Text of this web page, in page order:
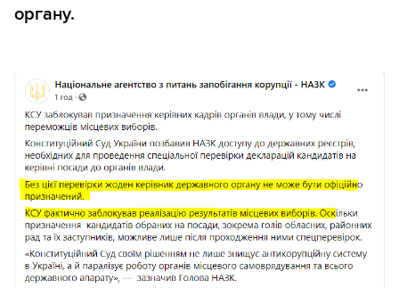
органу.